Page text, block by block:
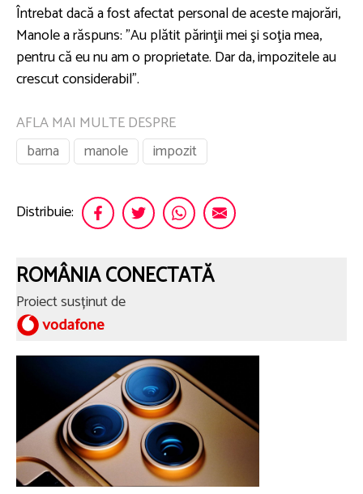
Întrebat dacă a fost afectat personal de aceste majorări,
Manole a răspuns: ”Au plătit părinţii mei şi soţia mea,
pentru că eu nu am o proprietate. Dar da, impozitele au
crescut considerabil”.
AFLA MAI MULTE DESPRE
barna
manole impozit
Distribuie:
ROMÂNIA CONECTATĂ
Proiect susținut de